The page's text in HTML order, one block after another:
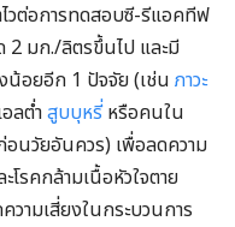
วต่อการทดสอบซี-รีแอคทีฟ
มก./ลิตรขึ้นไป และมี
น้อยอีก 1 ปัจจัย (เช่น ภาวะ
ลต่ำสูบบุหรี่หรือคนใน
อนวัยอันควร) เพื่อลดความ
โรคกล้ามเนื้อหัวใจตาย
ามเสี่ยงในกระบวนการ